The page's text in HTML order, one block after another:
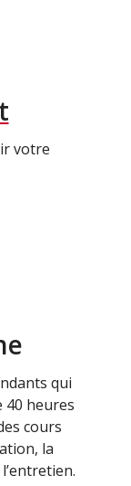
votre
qui
40 heures
cours
la